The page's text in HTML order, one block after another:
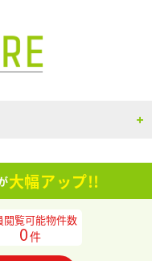
大幅アップ!!
閲覧可能物件数
0件